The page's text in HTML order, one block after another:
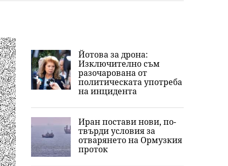
Йотова за дрона:
Изключително съм
разочарована от
политическата употреба
на инцидента
Иран постави нови, по-
твърди условия за
отварянето на Ормузкия
проток